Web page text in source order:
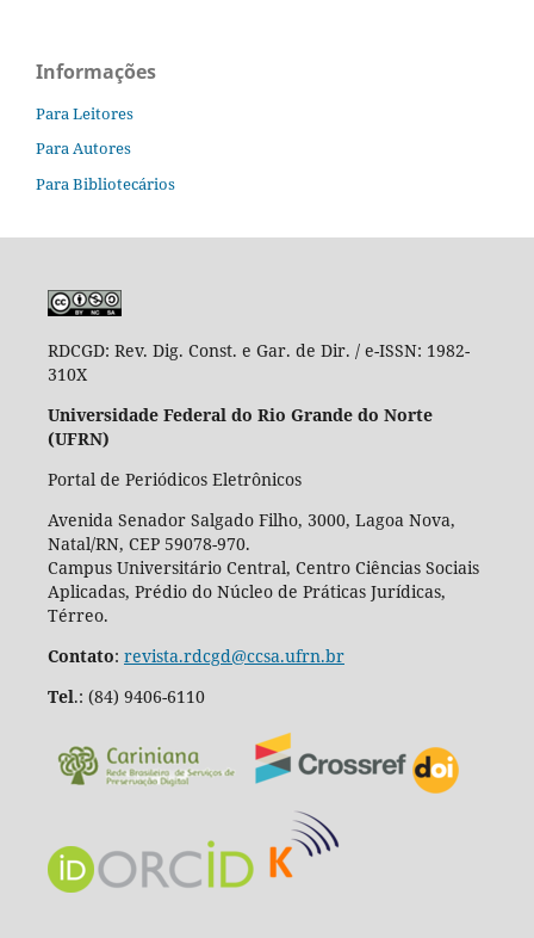
Informações
Para Leitores
Para Autores
Para Bibliotecários
RDCGD: Rev. Dig. Const. e Gar. de Dir. / e-ISSN: 1982-
310X
Universidade Federal do Rio Grande do Norte
(UFRN)
Portal de Periódicos Eletrônicos
Avenida Senador Salgado Filho, 3000, Lagoa Nova,
Natal/RN, CEP 59078-970.
Campus Universitário Central, Centro Ciências Sociais
Aplicadas, Prédio do Núcleo de Práticas Jurídicas,
Térreo.
Contato: revista.rdcgd@ccsa.ufrn.br
Tel.: (84) 9406-6110